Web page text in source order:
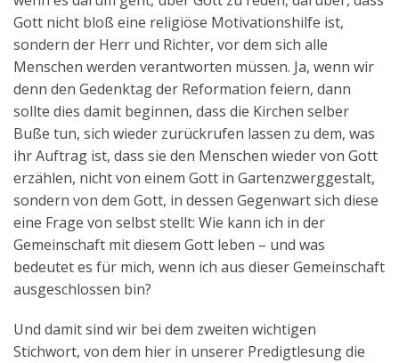
Gott nicht bloß eine religiöse Motivationshilfe ist,
sondern der Herr und Richter, vor dem sich alle
Menschen werden verantworten müssen. Ja, wenn wir
denn den Gedenktag der Reformation feiern, dann
sollte dies damit beginnen, dass die Kirchen selber
Buße tun, sich wieder zurückrufen lassen zu dem, was
ihr Auftrag ist, dass sie den Menschen wieder von Gott
erzählen, nicht von einem Gott in Gartenzwerggestalt,
sondern von dem Gott, in dessen Gegenwart sich diese
eine Frage von selbst stellt: Wie kann ich in der
Gemeinschaft mit diesem Gott leben – und was
bedeutet es für mich, wenn ich aus dieser Gemeinschaft
ausgeschlossen bin?
Und damit sind wir bei dem zweiten wichtigen
Stichwort, von dem hier in unserer Predigtlesung die